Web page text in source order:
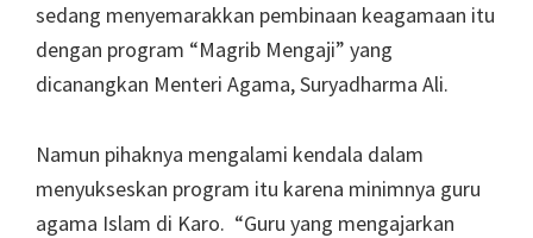
sedang menyemarakkan pembinaan keagamaan itu
dengan program “Magrib Mengaji” yang
dicanangkan Menteri Agama, Suryadharma Ali.
Namun pihaknya mengalami kendala dalam
menyukseskan program itu karena minimnya guru
agama Islam di Karo. “Guru yang mengajarkan